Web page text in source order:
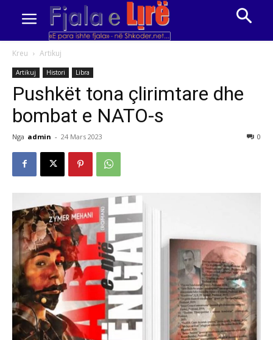
Kreu Artikuj
Artikuj Histori Libra
Pushkët tona çlirimtare dhe
bombat e NATO-s
Nga admin - 24 Mars 2023 0